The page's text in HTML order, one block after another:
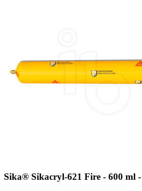
Sika® Sikacryl-621 Fire - 600 ml